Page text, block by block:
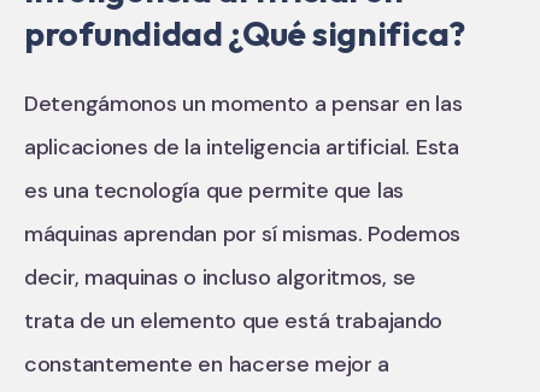
profundidad ¿Qué significa?
Detengámonos un momento a pensar en las
aplicaciones de la inteligencia artificial. Esta
es una tecnología que permite que las
máquinas aprendan por sí mismas. Podemos
decir, maquinas o incluso algoritmos, se
trata de un elemento que está trabajando
constantemente en hacerse mejor a